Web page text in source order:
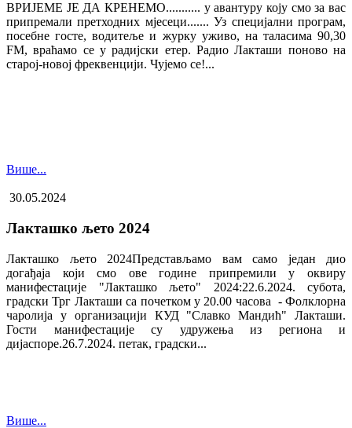
ВРИЈЕМЕ ЈЕ ДА КРЕНЕМО........... у авантуру коју смо за вас
припремали претходних мјесеци....... Уз специјални програм,
посебне госте, водитеље и журку уживо, на таласима 90,30
FM, враћамо се у радијски етер. Радио Лакташи поново на
старој-новој фреквенцији. Чујемо се!...
Више...
30.05.2024
Лакташко љето 2024
Лакташко љето 2024Представљамо вам само један дио
догађаја који смо ове године припремили у оквиру
манифестације "Лакташко љето" 2024:22.6.2024. субота,
градски Трг Лакташи са почетком у 20.00 часова - Фолклорна
чаролија у организацији КУД "Славко Мандић" Лакташи.
Гости манифестације су удружења из региона и
дијаспоре.26.7.2024. петак, градски...
Више...